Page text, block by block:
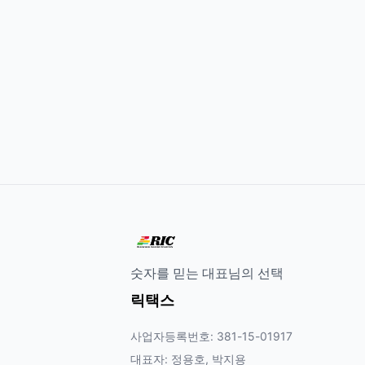
숫자를 믿는 대표님의 선택
릭택스
사업자등록번호: 381-15-01917
대표자: 정용호, 박지용